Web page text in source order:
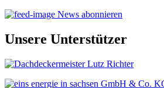
News abonnieren
Unsere Unterstützer